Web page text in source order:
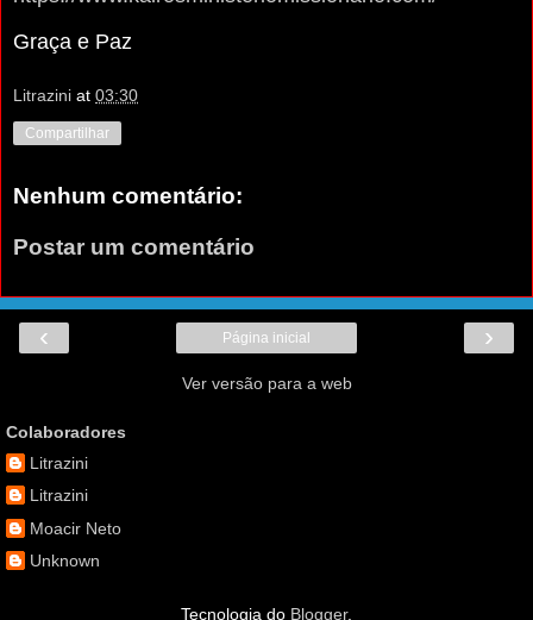
Graça e Paz
Litrazini at 03:30
Compartilhar
Nenhum comentário:
Postar um comentário
‹ ›
Página inicial
Ver versão para a web
Colaboradores
Litrazini
Litrazini
Moacir Neto
Unknown
Tecnologia do Blogger.